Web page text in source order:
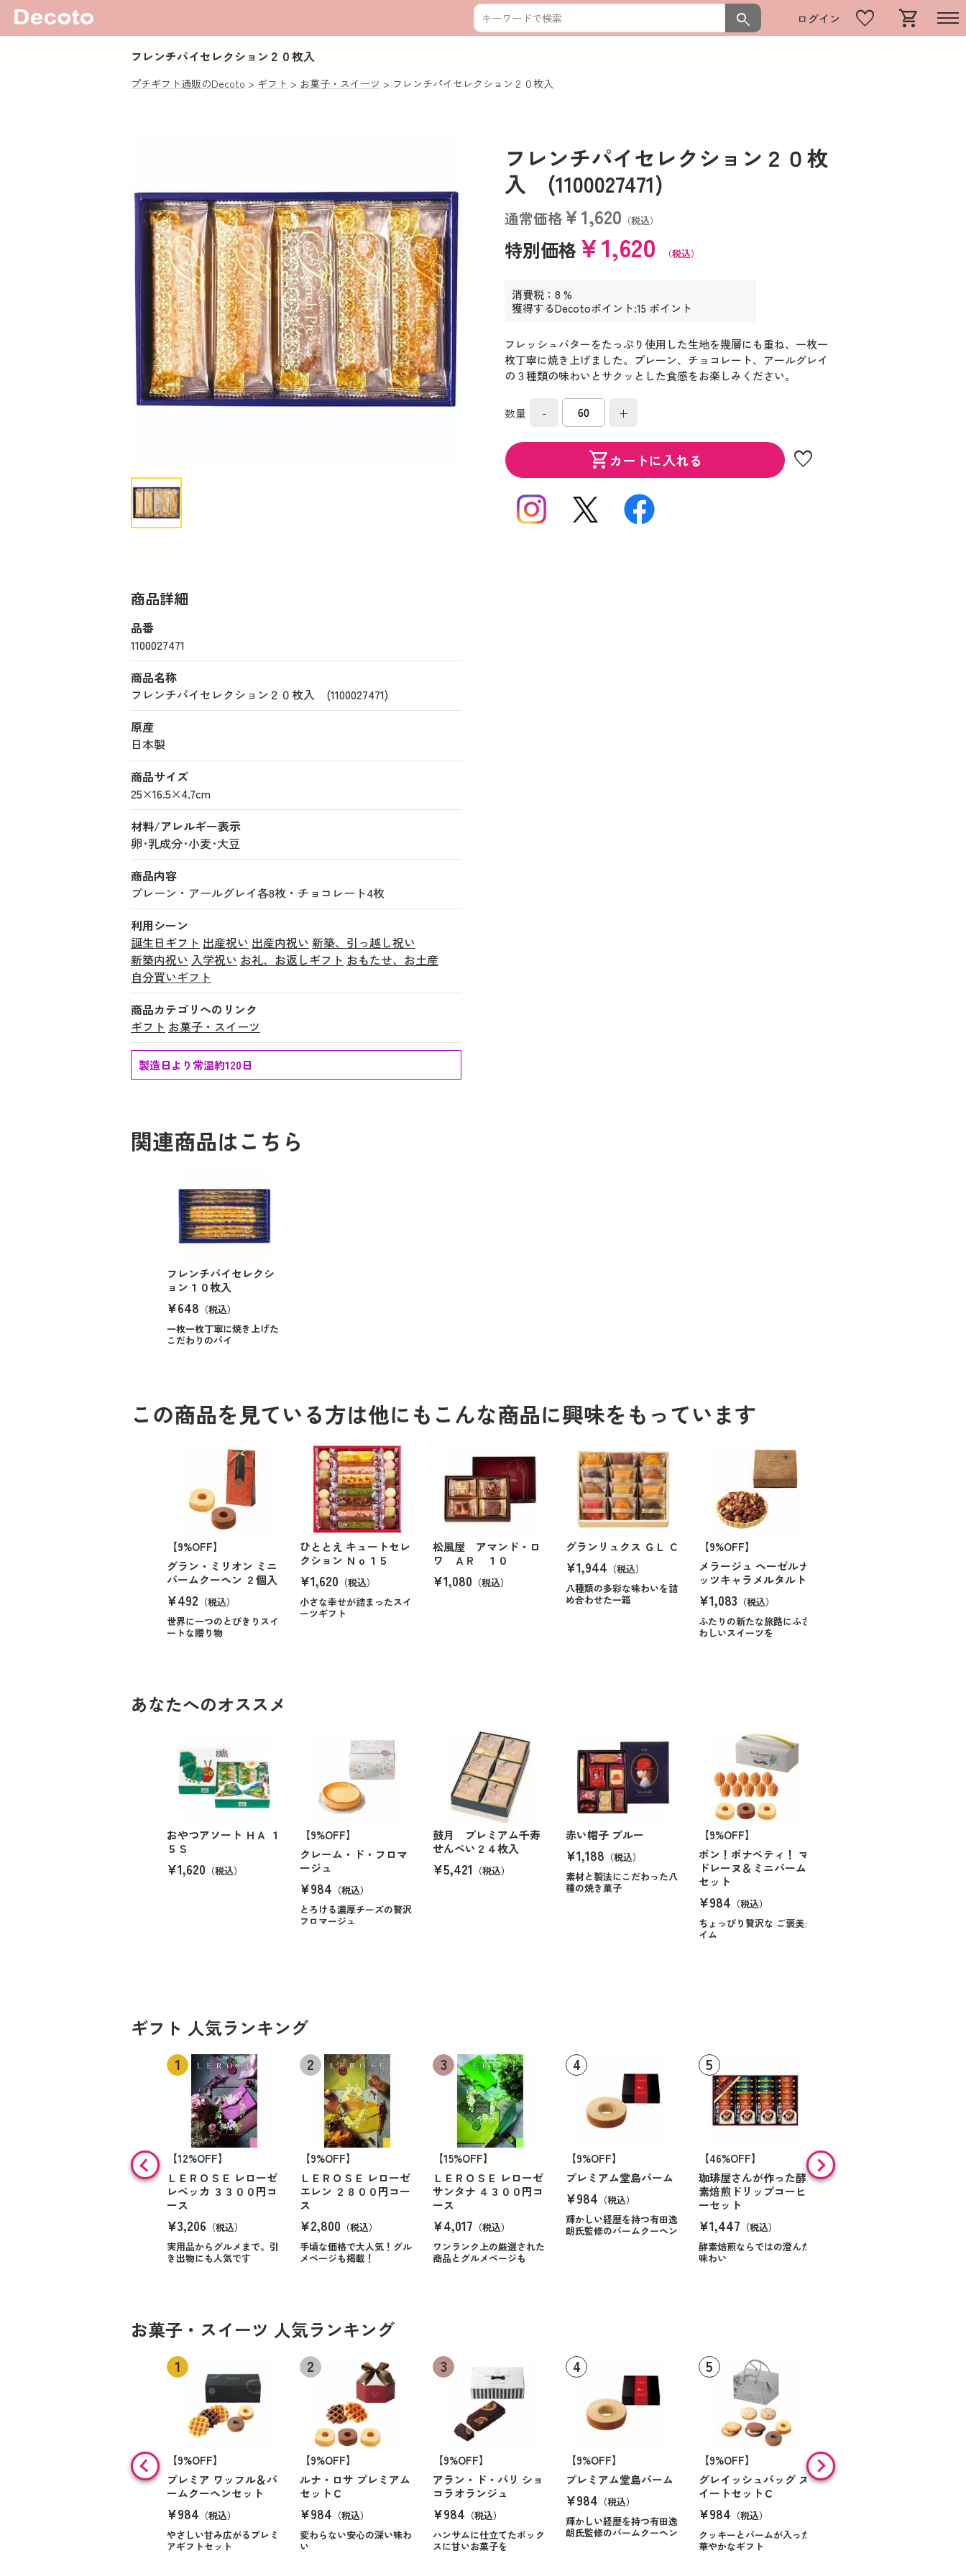
search ログイン favorite shopping_cart
フレンチパイセレクション２０枚入
プチギフト通販のDecoto ギフト お菓子・スイーツ フレンチパイセレクション２０枚入
フレンチパイセレクション２０枚
入 (1100027471)
通常価格￥1,620 （税込）
特別価格￥1,620 （税込）
消費税：8 %
獲得するDecotoポイント:15 ポイント
フレッシュバターをたっぷり使用した生地を幾層にも重ね、一枚一
枚丁寧に焼き上げました。プレーン、チョコレート、アールグレイ
の３種類の味わいとサクッとした食感をお楽しみください。
数量 - +
shopping_cartカートに入れる favorite
商品詳細
品番
1100027471
商品名称
フレンチパイセレクション２０枚入 (1100027471)
原産
日本製
商品サイズ
25×16.5×4.7cm
材料/アレルギー表示
卵･乳成分･小麦･大豆
商品内容
プレーン・アールグレイ各8枚・チョコレート4枚
利用シーン
誕生日ギフト 出産祝い 出産内祝い 新築、引っ越し祝い
新築内祝い 入学祝い お礼、お返しギフト おもたせ、お土産
自分買いギフト
商品カテゴリへのリンク
ギフト お菓子・スイーツ
製造日より常温約120日
関連商品はこちら
フレンチパイセレクシ
ョン１０枚入
¥648 （税込）
一枚一枚丁寧に焼き上げた
こだわりのパイ
この商品を見ている方は他にもこんな商品に興味をもっています
【9%OFF】
グラン・ミリオン ミニ
バームクーヘン ２個入
¥492 （税込）
世界に一つのとびきりスイ
ートな贈り物
ひととえ キュートセレ
クション Ｎｏ１５
¥1,620 （税込）
小さな幸せが詰まったスイ
ーツギフト
松風屋 アマンド・ロ
ワ ＡＲ １０
¥1,080 （税込）
グランリュクス ＧＬ Ｃ
¥1,944 （税込）
八種類の多彩な味わいを詰
め合わせた一箱
【9%OFF】
メラージュ ヘーゼルナ
ッツキャラメルタルト
¥1,083 （税込）
ふたりの新たな旅路にふさ
わしいスイーツを
あなたへのオススメ
おやつアソート ＨＡ １
５Ｓ
¥1,620 （税込）
【9%OFF】
クレーム・ド・フロマ
ージュ
¥984 （税込）
とろける濃厚チーズの贅沢
フロマージュ
鼓月 プレミアム千寿
せんべい２４枚入
¥5,421 （税込）
赤い帽子 ブルー
¥1,188 （税込）
素材と製法にこだわった八
種の焼き菓子
【9%OFF】
ボン！ボナペティ！ マ
ドレーヌ＆ミニバーム
セット
¥984 （税込）
ちょっぴり贅沢な ご褒美タ
イム
ギフト 人気ランキング
【12%OFF】
ＬＥＲＯＳＥ レローゼ
レベッカ ３３００円コ
ース
¥3,206 （税込）
実用品からグルメまで。引
き出物にも人気です
【9%OFF】
ＬＥＲＯＳＥ レローゼ
エレン ２８００円コー
ス
¥2,800 （税込）
手頃な価格で大人気！グル
メページも掲載！
【15%OFF】
ＬＥＲＯＳＥ レローゼ
サンタナ ４３００円コ
ース
¥4,017 （税込）
ワンランク上の厳選された
商品とグルメページも
【9%OFF】
プレミアム堂島バーム
¥984 （税込）
輝かしい経歴を持つ有田逸
朗氏監修のバームクーヘン
【46%OFF】
珈琲屋さんが作った酵
素焙煎ドリップコーヒ
ーセット
¥1,447 （税込）
酵素焙煎ならではの澄んだ
味わい
【9%OFF】
アラン・ド・パリ ショ
お菓子・スイーツ 人気ランキング
【9%OFF】
プレミア ワッフル＆バ
ームクーヘンセット
¥984 （税込）
やさしい甘み広がるプレミ
アギフトセット
【9%OFF】
ルナ・ロサ プレミアム
セットＣ
¥984 （税込）
変わらない安心の深い味わ
い
【9%OFF】
アラン・ド・パリ ショ
コラオランジュ
¥984 （税込）
ハンサムに仕立てたボック
スに甘いお菓子を
【9%OFF】
プレミアム堂島バーム
¥984 （税込）
輝かしい経歴を持つ有田逸
朗氏監修のバームクーヘン
【9%OFF】
グレイッシュバッグ ス
イートセットＣ
¥984 （税込）
クッキーとバームが入った
華やかなギフト
【46%OFF】
ミル・ガトー スイーツ